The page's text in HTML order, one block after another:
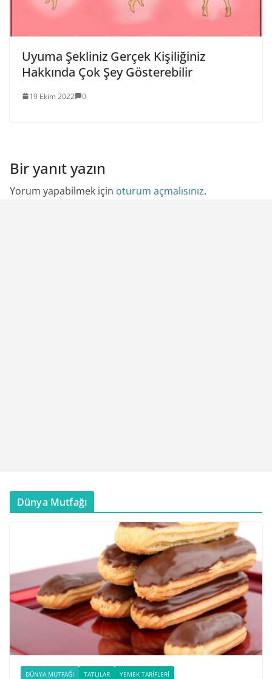
Uyuma Şekliniz Gerçek Kişiliğiniz
Hakkında Çok Şey Gösterebilir
19 Ekim 2022 0
Bir yanıt yazın
Yorum yapabilmek için oturum açmalısınız.
Dünya Mutfağı
DÜNYA MUTFAĞI TATLILAR YEMEK TARIFLERI